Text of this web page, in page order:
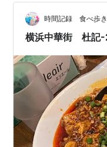
時間記録 食べ歩
横浜中華街 杜記